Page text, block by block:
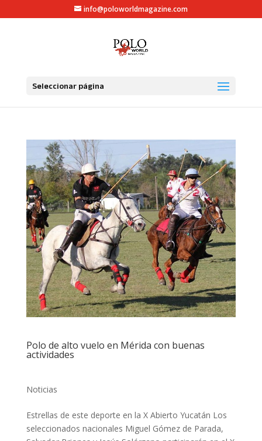
info@poloworldmagazine.com
Seleccionar página
Polo de alto vuelo en Mérida con buenas
actividades
Noticias
Estrellas de este deporte en la X Abierto Yucatán Los
seleccionados nacionales Miguel Gómez de Parada,